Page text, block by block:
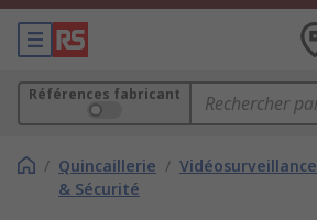
Références fabricant
/ Quincaillerie
& Sécurité
/ Vidéosurveillance